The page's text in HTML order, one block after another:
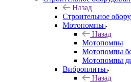
Назад
Строительное
Мотопомпы
Назад
Мотопомпы
Мотопомпы
Мотопомпы
Виброплиты
Назад